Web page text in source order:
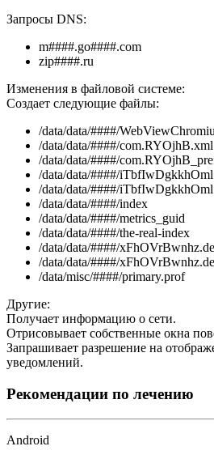
Запросы DNS:
m####.go####.com
zip####.ru
Изменения в файловой системе:
Создает следующие файлы:
/data/data/####/
/data/data/####/com.RYOjhB.xml
/data/data/####/
/data/data/####/
/data/data/####/
/data/data/####/index
/data/data/####/metrics_guid
/data/data/####/the-real-index
/data/data/####/
/data/data/####/
/data/misc/####/primary.prof
Другие:
Получает информацию о сети.
Отрисовывает собственные окна
Запрашивает разрешение на
уведомлений.
Рекомендации по лечению
Android